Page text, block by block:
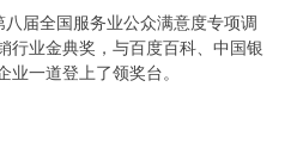
届全国服务业公众满意度专项调
行业金典奖，与百度百科、中国银
业一道登上了领奖台。